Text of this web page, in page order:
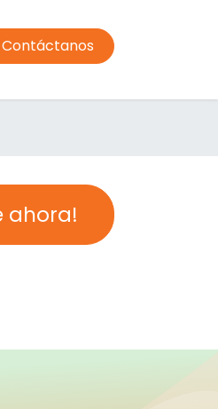
Comedor Transporte
Contáctanos
ahora!